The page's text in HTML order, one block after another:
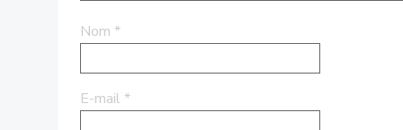
Nom *
E-mail *